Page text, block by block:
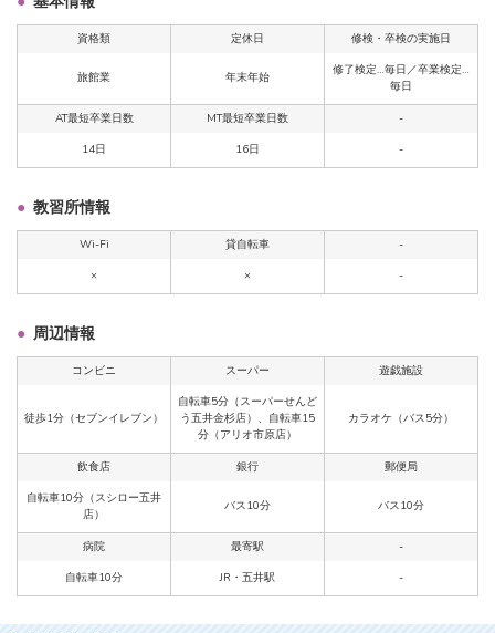
資格類 定休日 修検・卒検の実施日
旅館業 年末年始
修了検定…毎日／卒業検定…
毎日
AT最短卒業日数 MT最短卒業日数
-
14日
16日 -
教習所情報
Wi-Fi 貸自転車
-
×
× -
周辺情報
コンビニ スーパー 遊戯施設
徒歩1分（セブンイレブン）
自転車5分（スーパーせんど
う五井金杉店）、自転車15
分（アリオ市原店）
カラオケ（バス5分）
飲食店 銀行
郵便局
自転車10分（スシロー五井
店）
バス10分 バス10分
病院 最寄駅
-
自転車10分
JR・五井駅 -